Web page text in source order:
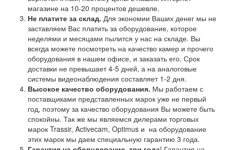
магазине на 10-20 процентов дешевле.
Не платите за склад. Для экономии Ваших денег мы не
заставляем Вас платить за оборудование, которое
неделями и месяцами пылится у нас на складе. Вы
всегда можете посмотреть на качество камер и прочего
оборудования в нашем офисе, и заказать его. Срок
доставки не превышает 4-5 дней, а на аналоговые
системы видеонаблюдения составляет 1-2 дня.
Высокое качество оборудования. Мы работаем с
поставщиками представленных марок уже не первый
год, поэтому за качество оборудования Вы можете быть
спокойны. Так же мы являемся дилерами торговых
марок Trassir, Activecam, Optimus и на оборудование
этих марок мы даем специальную гарантию 3 года.